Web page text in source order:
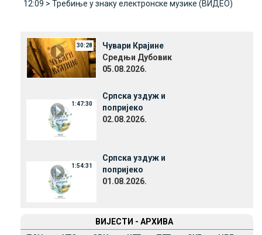
12:09 > Требиње у знаку електронске музике (ВИДЕО)
30:28
Чувари Крајине
Средњи Дубовик
05.08.2026.
1:47:30
Српска уздуж и
попријеко
02.08.2026.
1:54:31
Српска уздуж и
попријеко
01.08.2026.
ВИЈЕСТИ - АРХИВА